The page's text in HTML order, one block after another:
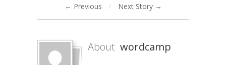
← Previous / Next Story →
About wordcamp